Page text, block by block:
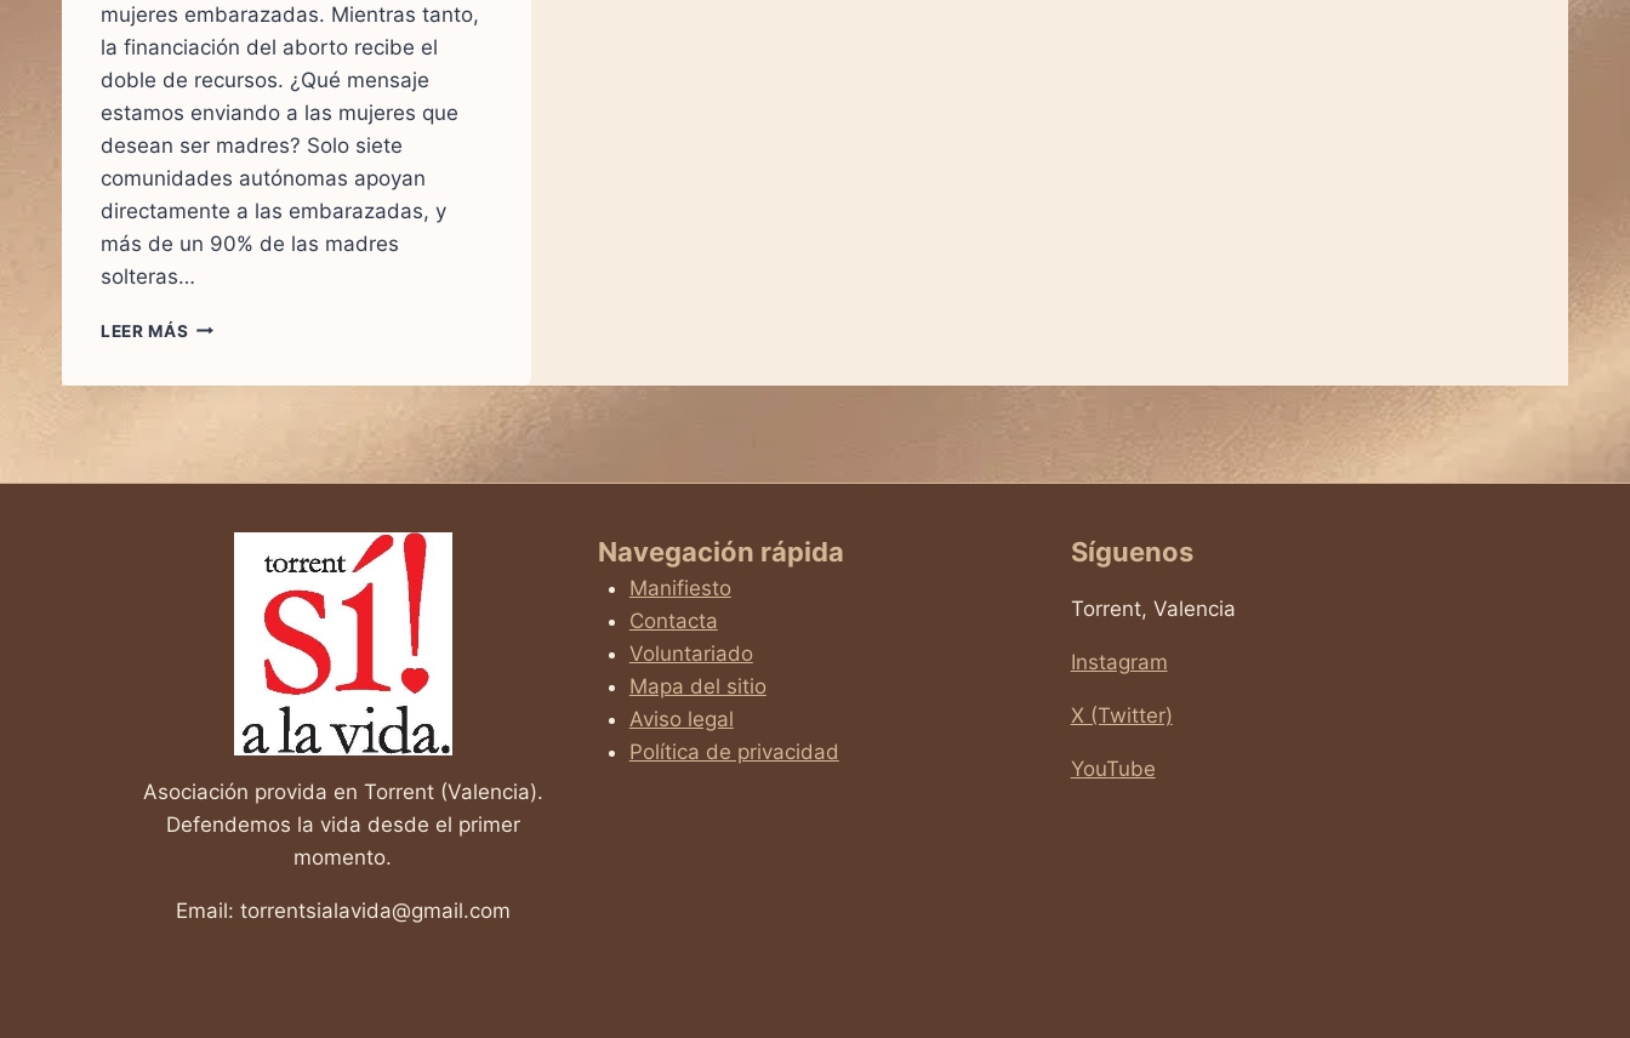
mujeres embarazadas. Mientras tanto,
la financiación del aborto recibe el
doble de recursos. ¿Qué mensaje
estamos enviando a las mujeres que
desean ser madres? Solo siete
comunidades autónomas apoyan
directamente a las embarazadas, y
más de un 90% de las madres
solteras…
LEER MÁS ¿HASTA
Asociación provida en Torrent (Valencia).
Defendemos la vida desde el primer
momento.
Email: torrentsialavida@gmail.com
Navegación rápida
Manifiesto
Contacta
Voluntariado
Mapa del sitio
Aviso legal
Política de privacidad
Síguenos
Torrent, Valencia
Instagram
X (Twitter)
YouTube